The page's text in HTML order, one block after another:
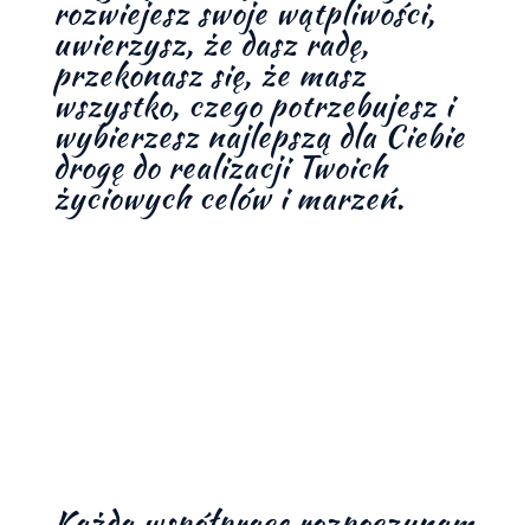
rozwiejesz swoje wątpliwości,
uwierzysz, że dasz radę,
przekonasz się, że masz
wszystko, czego potrzebujesz i
wybierzesz najlepszą dla Ciebie
drogę do realizacji Twoich
życiowych celów i marzeń.